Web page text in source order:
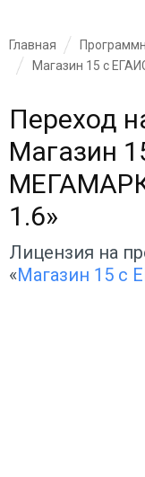
Главная
Магазин 15 с
Переход
Магазин
1.6»
Лицензия на
«Магазин 15 с